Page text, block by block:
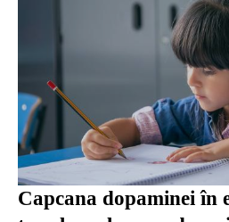
Capcana dopaminei în